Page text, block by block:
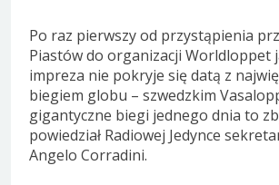
Po raz pierwszy od przystąpienia
Piastów do organizacji Worldloppet
impreza nie pokryje się datą z
biegiem globu – szwedzkim
gigantyczne biegi jednego dnia to
powiedział Radiowej Jedynce
Angelo Corradini.